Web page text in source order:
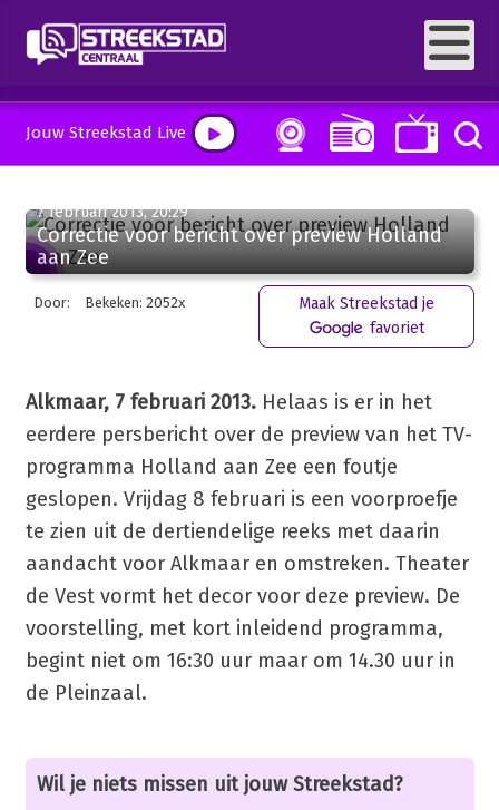
Jouw Streekstad Live
7 februari 2013, 20:29
Correctie voor bericht over preview Holland
aan Zee
Door: Bekeken: 2052x
Maak Streekstad je
favoriet
Alkmaar, 7 februari 2013.Helaas is er in het
eerdere persbericht over de preview van het TV-
programma Holland aan Zee een foutje
geslopen. Vrijdag 8 februari is een voorproefje
te zien uit de dertiendelige reeks met daarin
aandacht voor Alkmaar en omstreken. Theater
de Vest vormt het decor voor deze preview. De
voorstelling, met kort inleidend programma,
begint niet om 16:30 uur maar om 14.30 uur in
de Pleinzaal.
Wil je niets missen uit jouw Streekstad?